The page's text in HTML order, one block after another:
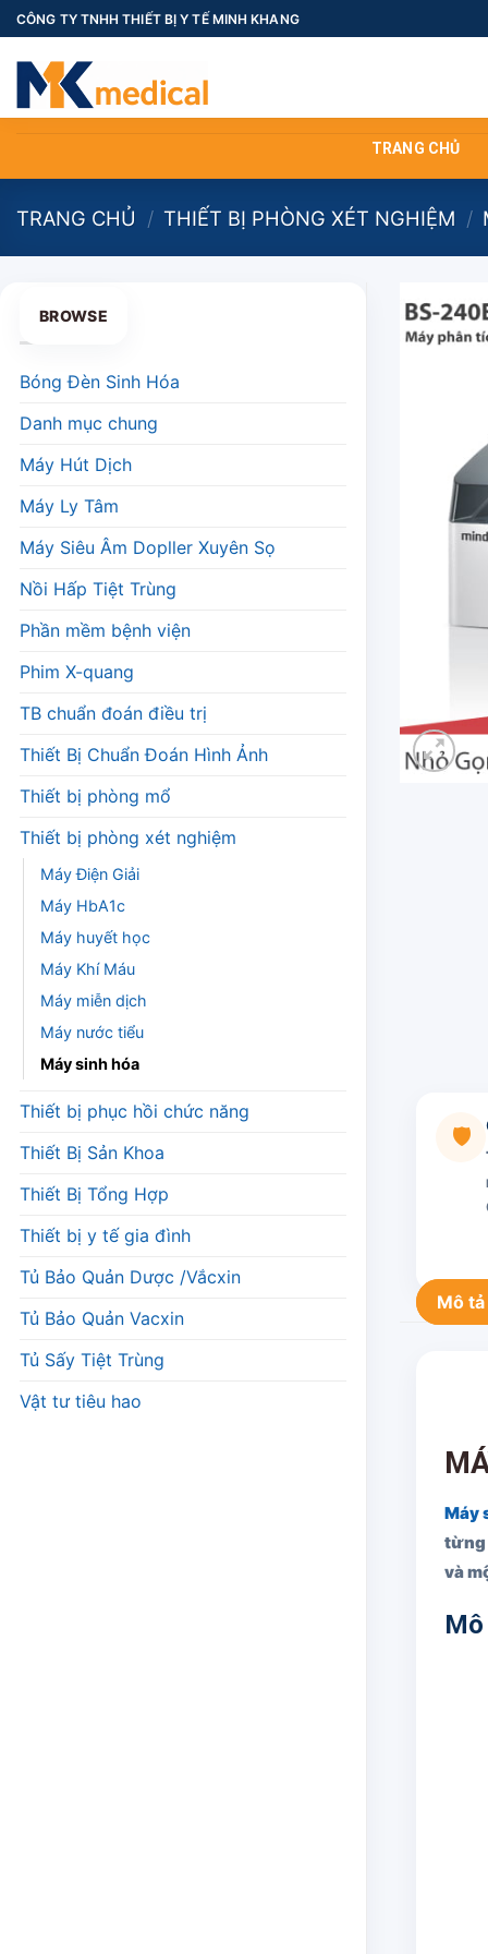
Skip
to
content
CÔNG TY TNHH THIẾT BỊ Y TẾ MINH KHANG
TRANG CHỦ
TRANG CHỦ / THIẾT BỊ PHÒNG XÉT NGHIỆM /
BROWSE
Bóng Đèn Sinh Hóa
Danh mục chung
Máy Hút Dịch
Máy Ly Tâm
Máy Siêu Âm Dopller Xuyên Sọ
Nồi Hấp Tiệt Trùng
Phần mềm bệnh viện
Phim X-quang
TB chuẩn đoán điều trị
Thiết Bị Chuẩn Đoán Hình Ảnh
Thiết bị phòng mổ
Thiết bị phòng xét nghiệm
Máy Điện Giải
Máy HbA1c
Máy huyết học
Máy Khí Máu
Máy miễn dịch
Máy nước tiểu
Máy sinh hóa
Thiết bị phục hồi chức năng
Thiết Bị Sản Khoa
Thiết Bị Tổng Hợp
Thiết bị y tế gia đình
Tủ Bảo Quản Dược /Vắcxin
Tủ Bảo Quản Vacxin
Tủ Sấy Tiệt Trùng
Vật tư tiêu hao
🛡️
Mô
Máy
từng
và